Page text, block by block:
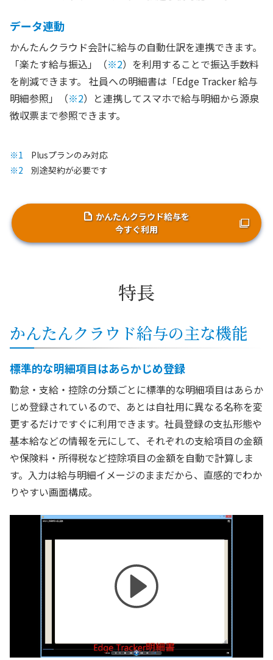
データ連動
かんたんクラウド会計に給与の自動仕訳を連携できます。
「楽たす給与振込」（※2）を利用することで振込手数料
を削減できます。 社員への明細書は「Edge Tracker 給与
明細参照」（※2）と連携してスマホで給与明細から源泉
徴収票まで参照できます。
Plusプランのみ対応
別途契約が必要です
かんたんクラウド給与を
今すぐ利用
特長
かんたんクラウド給与の主な機能
標準的な明細項目はあらかじめ登録
勤怠・支給・控除の分類ごとに標準的な明細項目はあらか
じめ登録されているので、あとは自社用に異なる名称を変
更するだけですぐに利用できます。社員登録の支払形態や
基本給などの情報を元にして、それぞれの支給項目の金額
や保険料・所得税など控除項目の金額を自動で計算しま
す。入力は給与明細イメージのままだから、直感的でわか
りやすい画面構成。